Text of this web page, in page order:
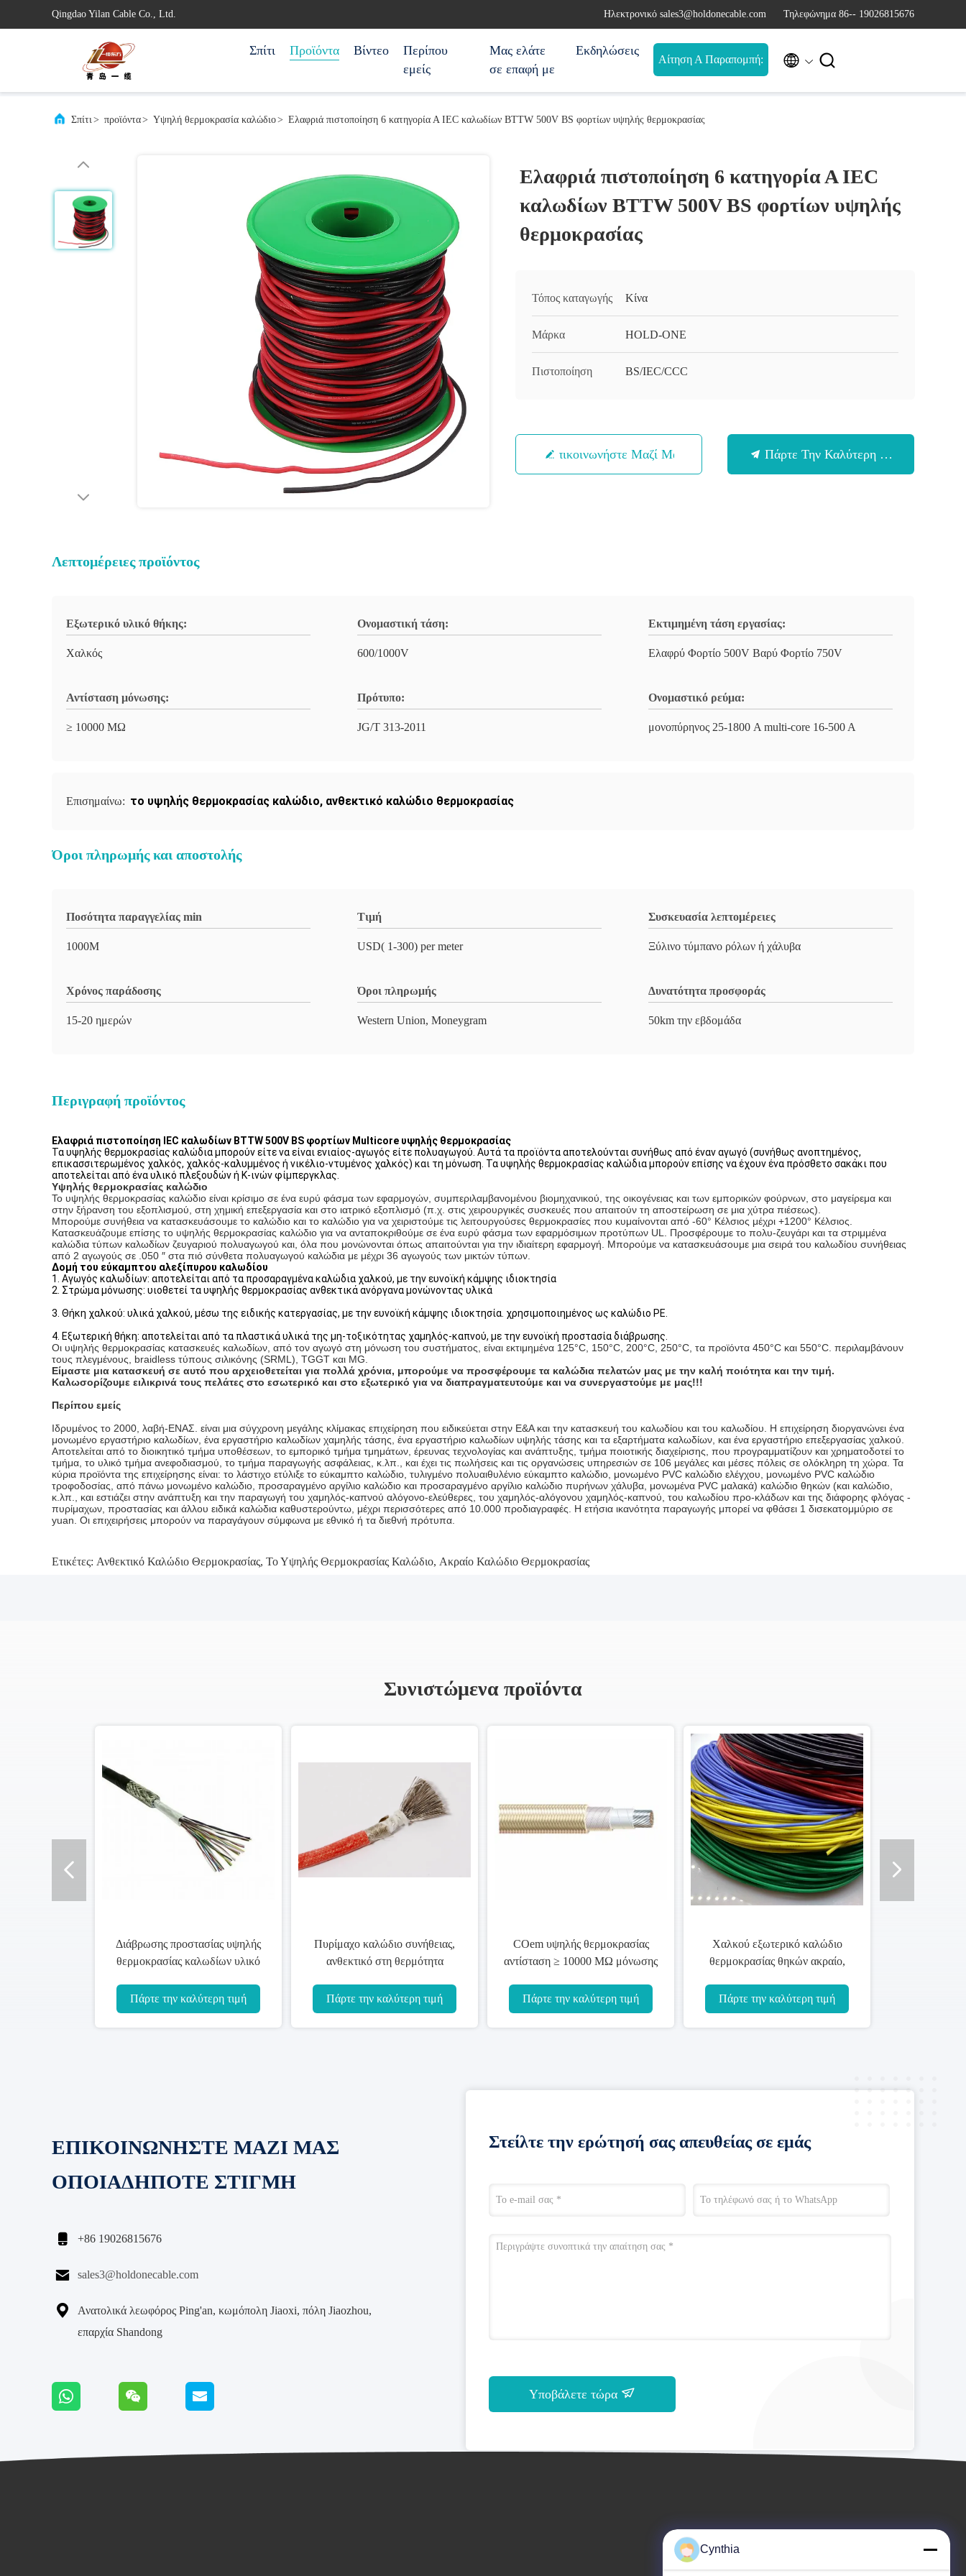
Qingdao Yilan Cable Co., Ltd. Ηλεκτρονικό sales3@holdonecable.com Τηλεφώνημα 86-- 19026815676
Σπίτι Προϊόντα Βίντεο
Περίπου
εμείς
Μας ελάτε
σε επαφή με
Εκδηλώσεις
Αίτηση Α Παραπομπή:  
Σπίτι> προϊόντα> Υψηλή θερμοκρασία καλώδιο> Ελαφριά πιστοποίηση 6 κατηγορία Α IEC καλωδίων BTTW 500V BS φορτίων υψηλής θερμοκρασίας
Ελαφριά πιστοποίηση 6 κατηγορία Α IEC
καλωδίων BTTW 500V BS φορτίων υψηλής
θερμοκρασίας
Τόπος καταγωγής Κίνα
Μάρκα HOLD-ONE
Πιστοποίηση BS/IEC/CCC
Επικοινωνήστε Μαζί Μας Πάρτε Την Καλύτερη Τιμή
Λεπτομέρειες προϊόντος
Εξωτερικό υλικό θήκης:
Χαλκός
Ονομαστική τάση:
600/1000V
Εκτιμημένη τάση εργασίας:
Ελαφρύ Φορτίο 500V Βαρύ Φορτίο 750V
Αντίσταση μόνωσης:
≥ 10000 MΩ
Πρότυπο:
JG/T 313-2011
Ονομαστικό ρεύμα:
μονοπύρηνος 25-1800 A multi-core 16-500 A
Επισημαίνω: το υψηλής θερμοκρασίας καλώδιο, ανθεκτικό καλώδιο θερμοκρασίας
Όροι πληρωμής και αποστολής
Ποσότητα παραγγελίας min
1000M
Τιμή
USD( 1-300) per meter
Συσκευασία λεπτομέρειες
Ξύλινο τύμπανο ρόλων ή χάλυβα
Χρόνος παράδοσης
15-20 ημερών
Όροι πληρωμής
Western Union, Moneygram
Δυνατότητα προσφοράς
50km την εβδομάδα
Περιγραφή προϊόντος
Ελαφριά πιστοποίηση IEC καλωδίων BTTW 500V BS φορτίων Multicore υψηλής θερμοκρασίας
Τα υψηλής θερμοκρασίας καλώδια μπορούν είτε να είναι ενιαίος-αγωγός είτε πολυαγωγού. Αυτά τα προϊόντα αποτελούνται συνήθως από έναν αγωγό (συνήθως ανοπτημένος,
επικασσιτερωμένος χαλκός, χαλκός-καλυμμένος ή νικέλιο-ντυμένος χαλκός) και τη μόνωση. Τα υψηλής θερμοκρασίας καλώδια μπορούν επίσης να έχουν ένα πρόσθετο σακάκι που
αποτελείται από ένα υλικό πλεξουδών ή Κ-ινών φίμπεργκλας.
Υψηλής θερμοκρασίας καλώδιο
Το υψηλής θερμοκρασίας καλώδιο είναι κρίσιμο σε ένα ευρύ φάσμα των εφαρμογών, συμπεριλαμβανομένου βιομηχανικού, της οικογένειας και των εμπορικών φούρνων, στο μαγείρεμα και
στην ξήρανση του εξοπλισμού, στη χημική επεξεργασία και στο ιατρικό εξοπλισμό (π.χ. στις χειρουργικές συσκευές που απαιτούν τη αποστείρωση σε μια χύτρα πιέσεως).
Μπορούμε συνήθεια να κατασκευάσουμε το καλώδιο και το καλώδιο για να χειριστούμε τις λειτουργούσες θερμοκρασίες που κυμαίνονται από -60° Κέλσιος μέχρι +1200° Κέλσιος.
Κατασκευάζουμε επίσης το υψηλής θερμοκρασίας καλώδιο για να ανταποκριθούμε σε ένα ευρύ φάσμα των εφαρμόσιμων προτύπων UL. Προσφέρουμε το πολυ-ζευγάρι και τα στριμμένα
καλώδια τύπων καλωδίων ζευγαριού πολυαγωγού και, όλα που μονώνονται όπως απαιτούνται για την ιδιαίτερη εφαρμογή. Μπορούμε να κατασκευάσουμε μια σειρά του καλωδίου συνήθειας
από 2 αγωγούς σε .050 ″ στα πιό σύνθετα πολυαγωγού καλώδια με μέχρι 36 αγωγούς των μικτών τύπων.
Δομή του εύκαμπτου αλεξίπυρου καλωδίου
1. Αγωγός καλωδίων: αποτελείται από τα προσαραγμένα καλώδια χαλκού, με την ευνοϊκή κάμψης ιδιοκτησία
2. Στρώμα μόνωσης: υιοθετεί τα υψηλής θερμοκρασίας ανθεκτικά ανόργανα μονώνοντας υλικά
3. Θήκη χαλκού: υλικά χαλκού, μέσω της ειδικής κατεργασίας, με την ευνοϊκή κάμψης ιδιοκτησία. χρησιμοποιημένος ως καλώδιο PE.
4. Εξωτερική θήκη: αποτελείται από τα πλαστικά υλικά της μη-τοξικότητας χαμηλός-καπνού, με την ευνοϊκή προστασία διάβρωσης.
Οι υψηλής θερμοκρασίας κατασκευές καλωδίων, από τον αγωγό στη μόνωση του συστήματος, είναι εκτιμημένα 125°C, 150°C, 200°C, 250°C, τα προϊόντα 450°C και 550°C. περιλαμβάνουν
τους πλεγμένους, braidless τύπους σιλικόνης (SRML), TGGT και MG.
Είμαστε μια κατασκευή σε αυτό που αρχειοθετείται για πολλά χρόνια, μπορούμε να προσφέρουμε τα καλώδια πελατών μας με την καλή ποιότητα και την τιμή.
Καλωσορίζουμε ειλικρινά τους πελάτες στο εσωτερικό και στο εξωτερικό για να διαπραγματευτούμε και να συνεργαστούμε με μας!!!
Περίπου εμείς
Ιδρυμένος το 2000, λαβή-ΕΝΑΣ. είναι μια σύγχρονη μεγάλης κλίμακας επιχείρηση που ειδικεύεται στην Ε&Α και την κατασκευή του καλωδίου και του καλωδίου. Η επιχείρηση διοργανώνει ένα
μονωμένο εργαστήριο καλωδίων, ένα εργαστήριο καλωδίων χαμηλής τάσης, ένα εργαστήριο καλωδίων υψηλής τάσης και τα εξαρτήματα καλωδίων, και ένα εργαστήριο επεξεργασίας χαλκού.
Αποτελείται από το διοικητικό τμήμα υποθέσεων, το εμπορικό τμήμα τμημάτων, έρευνας τεχνολογίας και ανάπτυξης, τμήμα ποιοτικής διαχείρισης, που προγραμματίζουν και χρηματοδοτεί το
τμήμα, το υλικό τμήμα ανεφοδιασμού, το τμήμα παραγωγής ασφάλειας, κ.λπ., και έχει τις πωλήσεις και τις οργανώσεις υπηρεσιών σε 106 μεγάλες και μέσες πόλεις σε ολόκληρη τη χώρα. Τα
κύρια προϊόντα της επιχείρησης είναι: το λάστιχο ετύλιξε το εύκαμπτο καλώδιο, τυλιγμένο πολυαιθυλένιο εύκαμπτο καλώδιο, μονωμένο PVC καλώδιο ελέγχου, μονωμένο PVC καλώδιο
τροφοδοσίας, από πάνω μονωμένο καλώδιο, προσαραγμένο αργίλιο καλώδιο και προσαραγμένο αργίλιο καλώδιο πυρήνων χάλυβα, μονωμένα PVC μαλακά) καλώδιο θηκών (και καλώδιο,
κ.λπ., και εστιάζει στην ανάπτυξη και την παραγωγή του χαμηλός-καπνού αλόγονο-ελεύθερες, του χαμηλός-αλόγονου χαμηλός-καπνού, του καλωδίου προ-κλάδων και της διάφορης φλόγας -
πυρίμαχων, προστασίας και άλλου ειδικά καλώδια καθυστερούντω, μέχρι περισσότερες από 10.000 προδιαγραφές. Η ετήσια ικανότητα παραγωγής μπορεί να φθάσει 1 δισεκατομμύριο σε
yuan. Οι επιχειρήσεις μπορούν να παραγάγουν σύμφωνα με εθνικό ή τα διεθνή πρότυπα.
Ετικέτες: Ανθεκτικό Καλώδιο Θερμοκρασίας, Το Υψηλής Θερμοκρασίας Καλώδιο, Ακραίο Καλώδιο Θερμοκρασίας
Συνιστώμενα προϊόντα
Διάβρωσης προστασίας υψηλής
θερμοκρασίας καλωδίων υλικό
Πάρτε την καλύτερη τιμή
Πυρίμαχο καλώδιο συνήθειας,
ανθεκτικό στη θερμότητα
Πάρτε την καλύτερη τιμή
COem υψηλής θερμοκρασίας
αντίσταση ≥ 10000 MΩ μόνωσης
Πάρτε την καλύτερη τιμή
Χαλκού εξωτερικό καλώδιο
θερμοκρασίας θηκών ακραίο,
Belden
Πάρτε την καλύτερη τιμή
ΕΠΙΚΟΙΝΩΝΗΣΤΕ ΜΑΖΙ ΜΑΣ
ΟΠΟΙΑΔΗΠΟΤΕ ΣΤΙΓΜΗ
 +86 19026815676
 sales3@holdonecable.com

Ανατολικά λεωφόρος Ping'an, κωμόπολη Jiaoxi, πόλη Jiaozhou,
επαρχία Shandong
Στείλτε την ερώτησή σας απευθείας σε εμάς
Υποβάλετε τώρα
Cynthia